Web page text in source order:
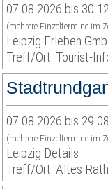
07.08.2026 bis
(mehrere Einzeltermine im
Leipzig Erleben
Treff/Ort: Tourist-
07.08.2026 bis
(mehrere Einzeltermine im
Leipzig Details
Treff/Ort: Altes